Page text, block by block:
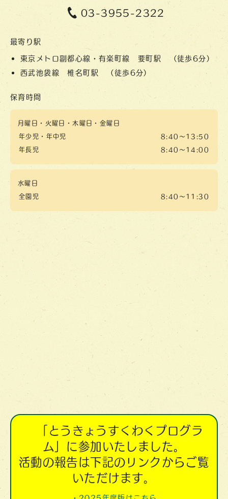
03-3955-2322
最寄り駅
東京メトロ副都心線・有楽町線 要町駅 （徒歩6分）
西武池袋線 椎名町駅 （徒歩6分）
保育時間
月曜日・火曜日・木曜日・金曜日
年少児・年中児
8:40～13:50
年長児
8:40～14:00
水曜日
全園児
8:40～11:30
「とうきょうすくわくプログラ
ム」に参加いたしました。
活動の報告は下記のリンクからご覧
いただけます。